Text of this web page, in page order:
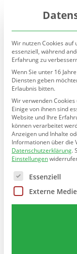
Seite wählen

Wir nutzen Cookies auf
essenziell, während
Erfahrung zu
Wenn Sie unter 16
Diensten geben
Erlaubnis bitten.
Wir verwenden
Einige von ihnen sind
Website und Ihre
können verarbeitet
Anzeigen und Inhalte
Informationen über die
Datenschutzerklärung.
Einstellungen
Es folgt eine
Essenziell
Externe